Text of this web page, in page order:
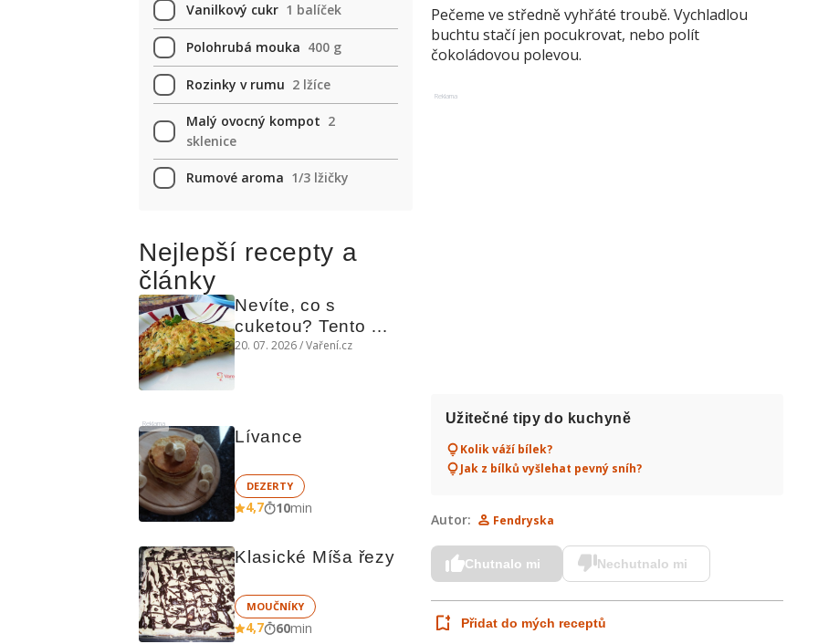
Vanilkový cukr 1 balíček
Polohrubá mouka 400 g
Rozinky v rumu 2 lžíce
Malý ovocný kompot 2
sklenice
Rumové aroma 1/3 lžičky
Nejlepší recepty a
články
Nevíte, co s
cuketou? Tento
levný slaný koláč
20. 07. 2026 / Vaření.cz
Reklama
Lívance
DEZERTY
4,7 10min
Klasické Míša řezy
MOUČNÍKY
4,7 60min
Pečeme ve středně vyhřáté troubě. Vychladlou
buchtu stačí jen pocukrovat, nebo polít
čokoládovou polevou.
Reklama
Užitečné tipy do kuchyně
Kolik váží bílek?
Jak z bílků vyšlehat pevný sníh?
Autor: Fendryska
Chutnalo mi Nechutnalo mi
Přidat do mých receptů